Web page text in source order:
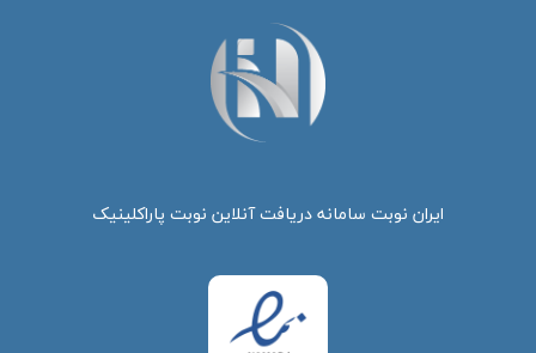
ایران نوبت سامانه دریافت آنلاین نوبت پاراکلینیک